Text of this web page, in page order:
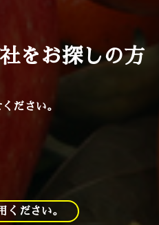
をお探しの方
ださい。
ください。